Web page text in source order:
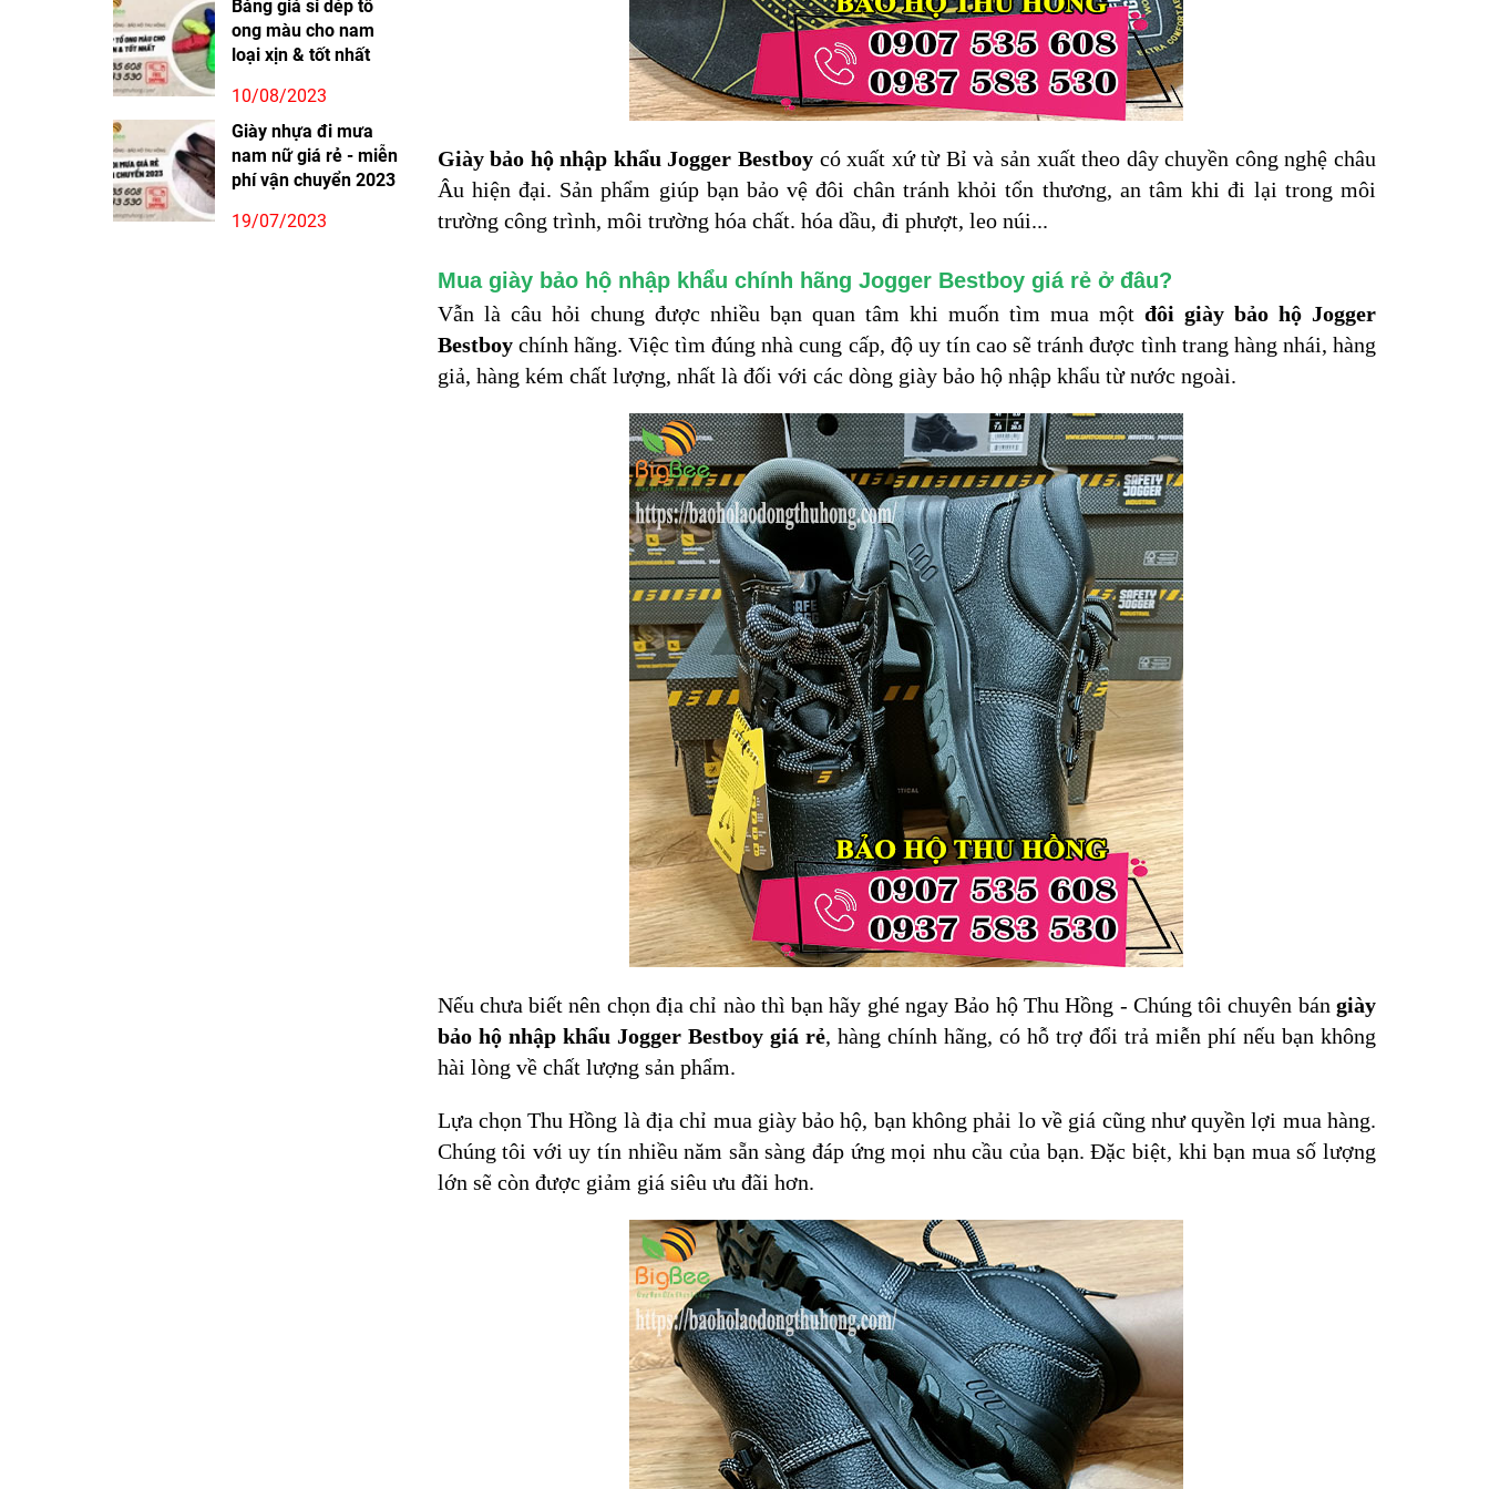
Giày bảo hộ nhập khẩu Jogger Bestboycó xuất xứ từ Bỉ và sản xuất theo dây chuyền công nghệ châu
Âu hiện đại. Sản phẩm giúp bạn bảo vệ đôi chân tránh khỏi tổn thương, an tâm khi đi lại trong môi
trường công trình, môi trường hóa chất. hóa dầu, đi phượt, leo núi...
Mua giày bảo hộ nhập khẩu chính hãng Jogger Bestboy giá rẻ ở đâu?
Vẫn là câu hỏi chung được nhiều bạn quan tâm khi muốn tìm mua một đôi giày bảo hộ Jogger
Bestboy chính hãng. Việc tìm đúng nhà cung cấp, độ uy tín cao sẽ tránh được tình trang hàng nhái, hàng
giả, hàng kém chất lượng, nhất là đối với các dòng giày bảo hộ nhập khẩu từ nước ngoài.
Nếu chưa biết nên chọn địa chỉ nào thì bạn hãy ghé ngay Bảo hộ Thu Hồng - Chúng tôi chuyên bán giày
bảo hộ nhập khẩu Jogger Bestboy giá rẻ, hàng chính hãng, có hỗ trợ đổi trả miễn phí nếu bạn không
hài lòng về chất lượng sản phẩm.
Lựa chọn Thu Hồng là địa chỉ mua giày bảo hộ, bạn không phải lo về giá cũng như quyền lợi mua hàng.
Chúng tôi với uy tín nhiều năm sẵn sàng đáp ứng mọi nhu cầu của bạn. Đặc biệt, khi bạn mua số lượng
lớn sẽ còn được giảm giá siêu ưu đãi hơn.
Bảng giá sỉ dép tổ
ong màu cho nam
loại xịn & tốt nhất
10/08/2023
Giày nhựa đi mưa
nam nữ giá rẻ - miễn
phí vận chuyển 2023
19/07/2023